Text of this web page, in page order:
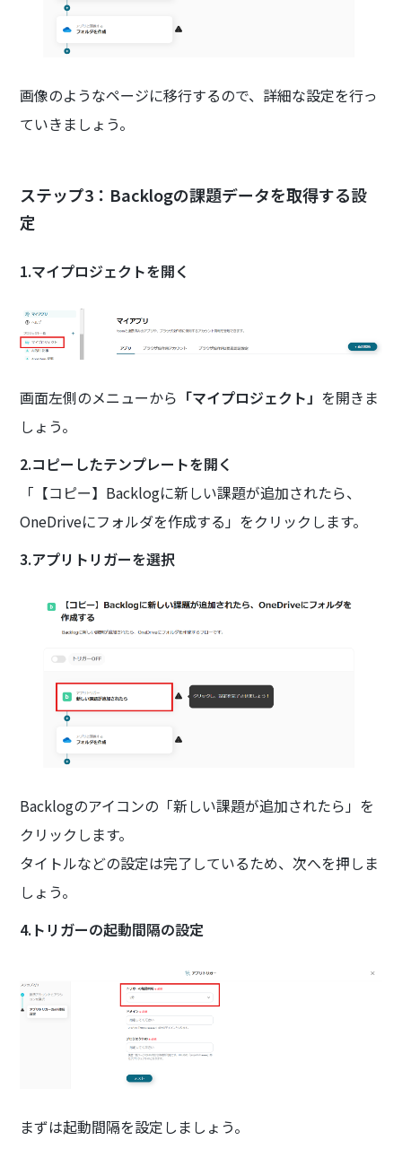
画像のようなページに移行するので、詳細な設定を行っ
ていきましょう。
ステップ3：Backlogの課題データを取得する設
定
1.マイプロジェクトを開く
画面左側のメニューから 「マイプロジェクト」 を開きま
しょう。
2.コピーしたテンプレートを開く
「【コピー】Backlogに新しい課題が追加されたら、
OneDriveにフォルダを作成する」をクリックします。
3.アプリトリガーを選択
Backlogのアイコンの「新しい課題が追加されたら」を
クリックします。
タイトルなどの設定は完了しているため、次へを押しま
しょう。
4.トリガーの起動間隔の設定
まずは起動間隔を設定しましょう。